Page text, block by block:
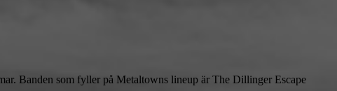
Banden som fyller på Metaltowns lineup är The Dillinger Escape